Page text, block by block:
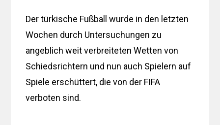
Der türkische Fußball wurde in den letzten
Wochen durch Untersuchungen zu
angeblich weit verbreiteten Wetten von
Schiedsrichtern und nun auch Spielern auf
Spiele erschüttert, die von der FIFA
verboten sind.